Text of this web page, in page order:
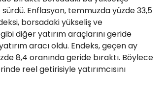
Enflasyon, temmuzda yüzde 33,5
borsadaki yükseliş ve
diğer yatırım araçlarını geride
aracı oldu. Endeks, geçen ay
8,4 oranında geride bıraktı. Böylece
reel getirisiyle yatırımcısını